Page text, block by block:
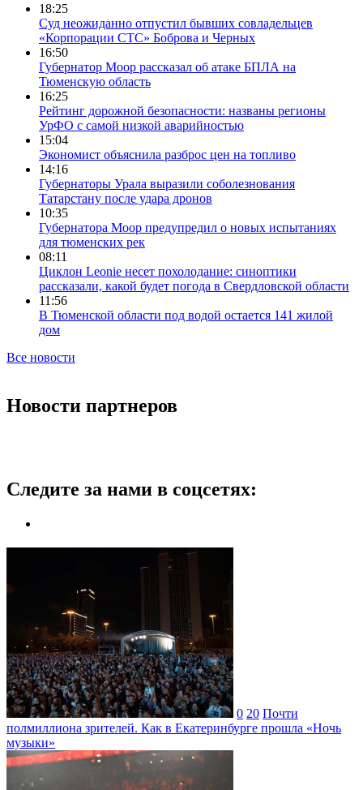
18:25
Суд неожиданно отпустил бывших совладельцев
«Корпорации СТС» Боброва и Черных
16:50
Губернатор Моор рассказал об атаке БПЛА на
Тюменскую область
16:25
Рейтинг дорожной безопасности: названы регионы
УрФО с самой низкой аварийностью
15:04
Экономист объяснила разброс цен на топливо
14:16
Губернаторы Урала выразили соболезнования
Татарстану после удара дронов
10:35
Губернатора Моор предупредил о новых испытаниях
для тюменских рек
08:11
Циклон Leonie несет похолодание: синоптики
рассказали, какой будет погода в Свердловской области
11:56
В Тюменской области под водой остается 141 жилой
дом
Все новости
Новости партнеров
Следите за нами в соцсетях:
0 20 Почти
полмиллиона зрителей. Как в Екатеринбурге прошла «Ночь
музыки»